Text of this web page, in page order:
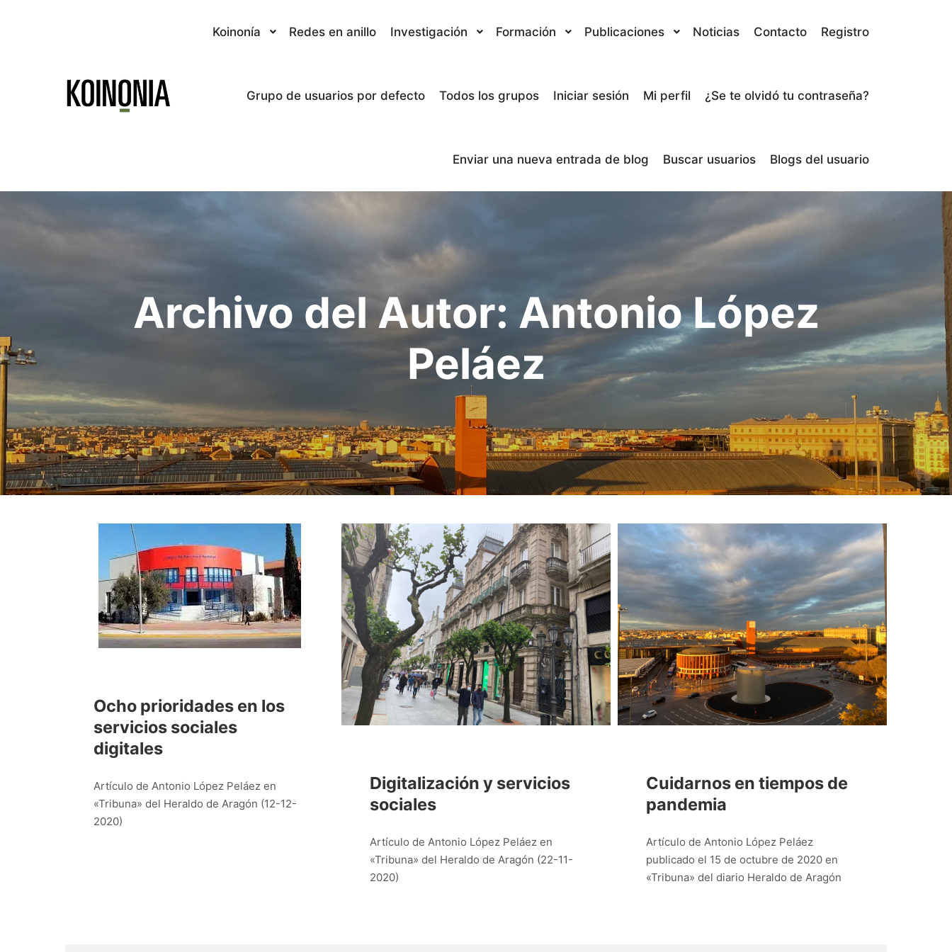
Koinonía Redes en anillo Investigación Formación Publicaciones Noticias Contacto Registro
Grupo de usuarios por defecto Todos los grupos Iniciar sesión Mi perfil ¿Se te olvidó tu contraseña?
Enviar una nueva entrada de blog Buscar usuarios Blogs del usuario
Archivo del Autor: Antonio López
Peláez
Ocho prioridades en los
servicios sociales
digitales
Artículo de Antonio López Peláez en
«Tribuna» del Heraldo de Aragón (12-12-
2020)
Digitalización y servicios
sociales
Artículo de Antonio López Peláez en
«Tribuna» del Heraldo de Aragón (22-11-
2020)
Cuidarnos en tiempos de
pandemia
Artículo de Antonio López Peláez
publicado el 15 de octubre de 2020 en
«Tribuna» del diario Heraldo de Aragón